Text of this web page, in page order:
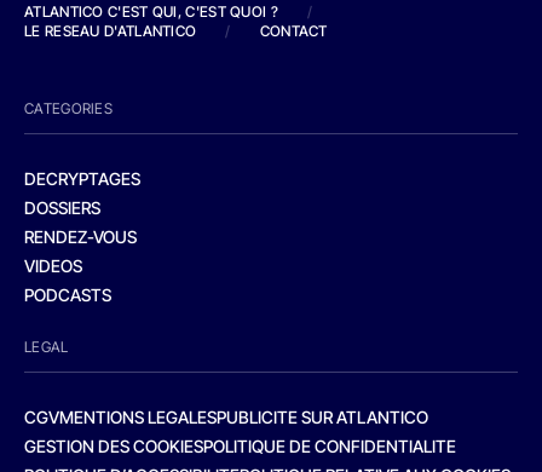
ATLANTICO C'EST QUI, C'EST QUOI ?
/
LE RESEAU D'ATLANTICO
/ CONTACT
CATEGORIES
DECRYPTAGES
DOSSIERS
RENDEZ-VOUS
VIDEOS
PODCASTS
LEGAL
CGVMENTIONS LEGALESPUBLICITE SUR ATLANTICO
GESTION DES COOKIESPOLITIQUE DE CONFIDENTIALITE